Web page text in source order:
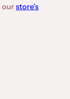
ourstore’s